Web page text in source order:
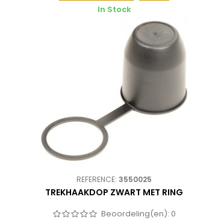
In Stock
REFERENCE:3550025
TREKHAAKDOP ZWART MET RING
Beoordeling(en): 0